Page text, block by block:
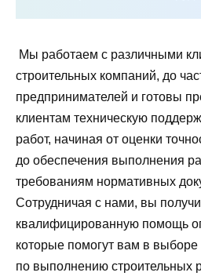
Мы работаем с различными
строительных компаний, до
предпринимателей и готовы
клиентам техническую
работ, начиная от оценки
до обеспечения выполнения
требованиям нормативных
Сотрудничая с нами, вы
квалифицированную помощь
которые помогут вам в
по выполнению строительных